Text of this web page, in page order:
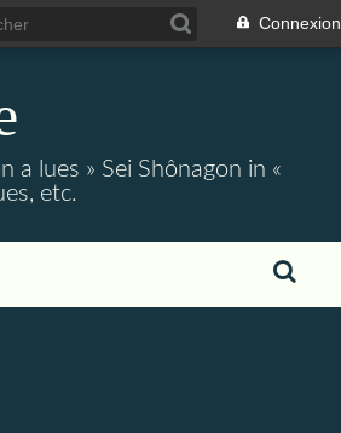
Connexion
lues » Sei Shônagon in «
etc.